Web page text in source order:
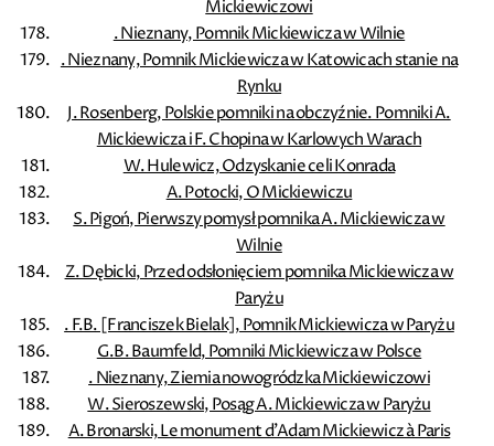
Mickiewiczowi
. Nieznany, Pomnik Mickiewicza w Wilnie
. Nieznany, Pomnik Mickiewicza w Katowicach stanie na
Rynku
J. Rosenberg, Polskie pomniki na obczyźnie. Pomniki A.
Mickiewicza i F. Chopina w Karlowych Warach
W. Hulewicz, Odzyskanie celi Konrada
A. Potocki, O Mickiewiczu
S. Pigoń, Pierwszy pomysł pomnika A. Mickiewicza w
Wilnie
Z. Dębicki, Przed odsłonięciem pomnika Mickiewicza w
Paryżu
. F.B. [Franciszek Bielak], Pomnik Mickiewicza w Paryżu
G.B. Baumfeld, Pomniki Mickiewicza w Polsce
. Nieznany, Ziemia nowogródzka Mickiewiczowi
W. Sieroszewski, Posąg A. Mickiewicza w Paryżu
A. Bronarski, Le monument d'Adam Mickiewicz à Paris